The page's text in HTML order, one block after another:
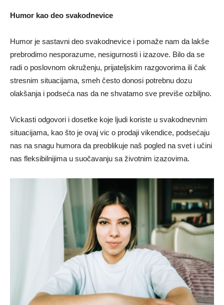
Humor kao deo svakodnevice
Humor je sastavni deo svakodnevice i pomaže nam da lakše
prebrodimo nesporazume, nesigurnosti i izazove. Bilo da se
radi o poslovnom okruženju, prijateljskim razgovorima ili čak
stresnim situacijama, smeh često donosi potrebnu dozu
olakšanja i podseća nas da ne shvatamo sve previše ozbiljno.
Vickasti odgovori i dosetke koje ljudi koriste u svakodnevnim
situacijama, kao što je ovaj vic o prodaji vikendice, podsećaju
nas na snagu humora da preoblikuje naš pogled na svet i učini
nas fleksibilnijima u suočavanju sa životnim izazovima.